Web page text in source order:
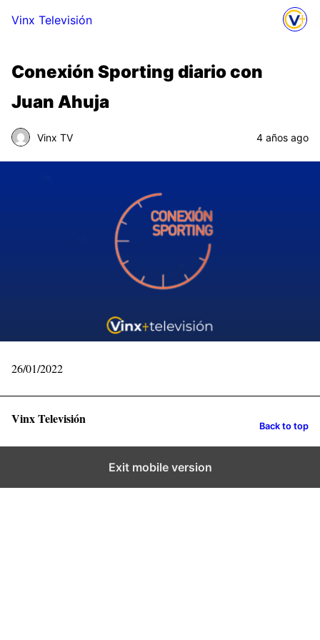
Vinx Televisión
Conexión Sporting diario con
Juan Ahuja
Vinx TV 4 años ago
26/01/2022
Vinx Televisión Back to top
Exit mobile version